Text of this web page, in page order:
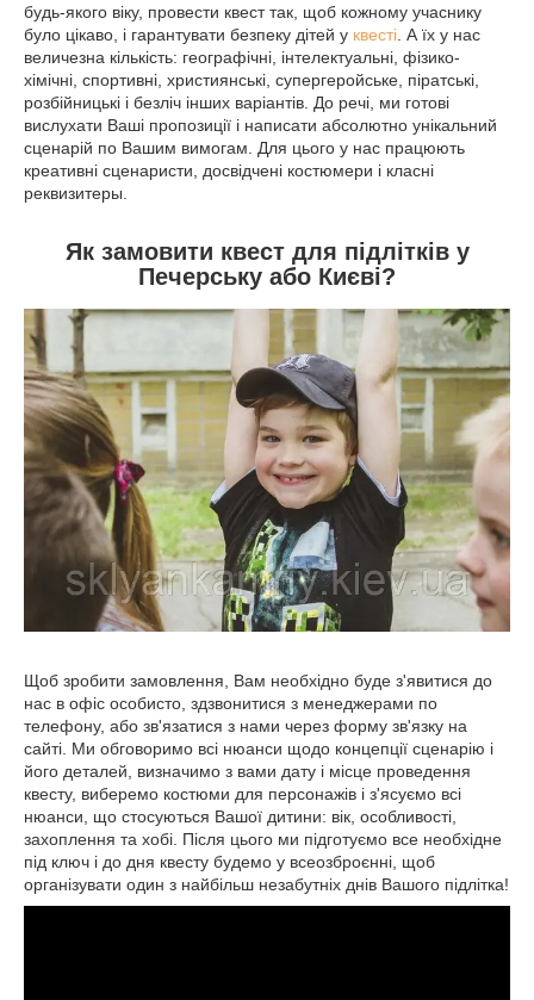
будь-якого віку, провести квест так, щоб кожному учаснику
було цікаво, і гарантувати безпеку дітей у квесті . А їх у нас
величезна кількість: географічні, інтелектуальні, фізико-
хімічні, спортивні, християнські, супергеройське, піратські,
розбійницькі і безліч інших варіантів. До речі, ми готові
вислухати Ваші пропозиції і написати абсолютно унікальний
сценарій по Вашим вимогам. Для цього у нас працюють
креативні сценаристи, досвідчені костюмери і класні
реквизитеры.
Як замовити квест для підлітків у
Печерську або Києві?
Щоб зробити замовлення, Вам необхідно буде з'явитися до
нас в офіс особисто, здзвонитися з менеджерами по
телефону, або зв'язатися з нами через форму зв'язку на
сайті. Ми обговоримо всі нюанси щодо концепції сценарію і
його деталей, визначимо з вами дату і місце проведення
квесту, виберемо костюми для персонажів і з'ясуємо всі
нюанси, що стосуються Вашої дитини: вік, особливості,
захоплення та хобі. Після цього ми підготуємо все необхідне
під ключ і до дня квесту будемо у всеозброєнні, щоб
організувати один з найбільш незабутніх днів Вашого підлітка!